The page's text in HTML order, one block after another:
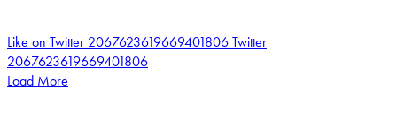
Like on Twitter 2067623619669401806 Twitter
2067623619669401806
Load More